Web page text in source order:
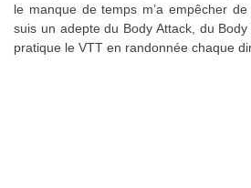
le manque de temps m’a empêcher de
suis un adepte du Body Attack, du
pratique le VTT en randonnée chaque